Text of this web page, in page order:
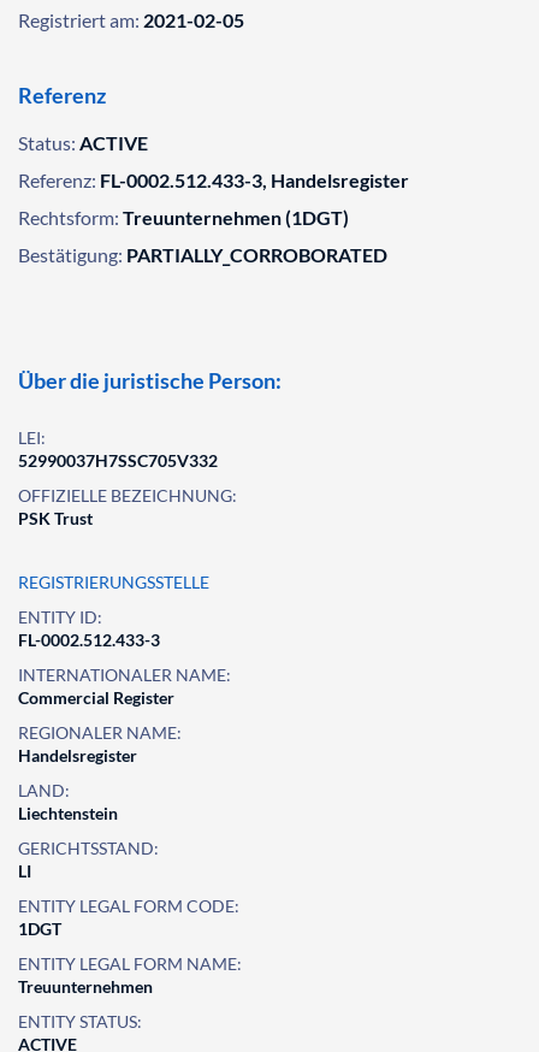
Registriert am: 2021-02-05
Referenz
Status: ACTIVE
Referenz: FL-0002.512.433-3, Handelsregister
Rechtsform: Treuunternehmen (1DGT)
Bestätigung: PARTIALLY_CORROBORATED
Über die juristische Person:
LEI:
52990037H7SSC705V332
OFFIZIELLE BEZEICHNUNG:
PSK Trust
REGISTRIERUNGSSTELLE
ENTITY ID:
FL-0002.512.433-3
INTERNATIONALER NAME:
Commercial Register
REGIONALER NAME:
Handelsregister
LAND:
Liechtenstein
GERICHTSSTAND:
LI
ENTITY LEGAL FORM CODE:
1DGT
ENTITY LEGAL FORM NAME:
Treuunternehmen
ENTITY STATUS:
ACTIVE